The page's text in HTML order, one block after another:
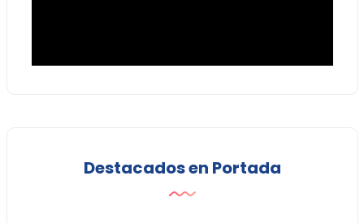
Destacados en Portada